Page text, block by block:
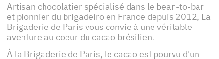
Artisan chocolatier spécialisé dans le bean-to-bar
et pionnier du brigadeiro en France depuis 2012, La
Brigaderie de Paris vous convie à une véritable
aventure au coeur du cacao brésilien.
À la Brigaderie de Paris, le cacao est pourvu d'un